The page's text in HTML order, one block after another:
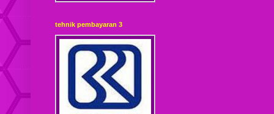
tehnik pembayaran 3